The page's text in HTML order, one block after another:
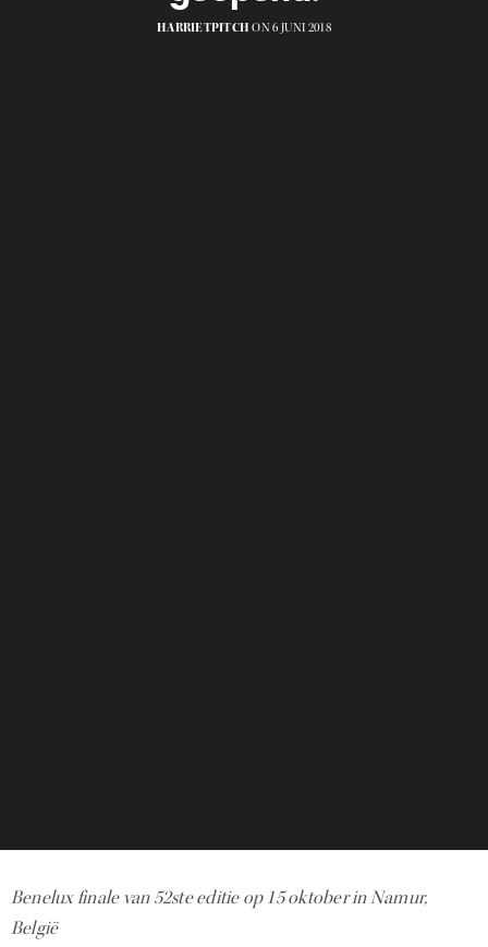
HARRIETPITCH ON 6 JUNI 2018
Benelux finale van 52ste editie op 15 oktober in Namur,
België